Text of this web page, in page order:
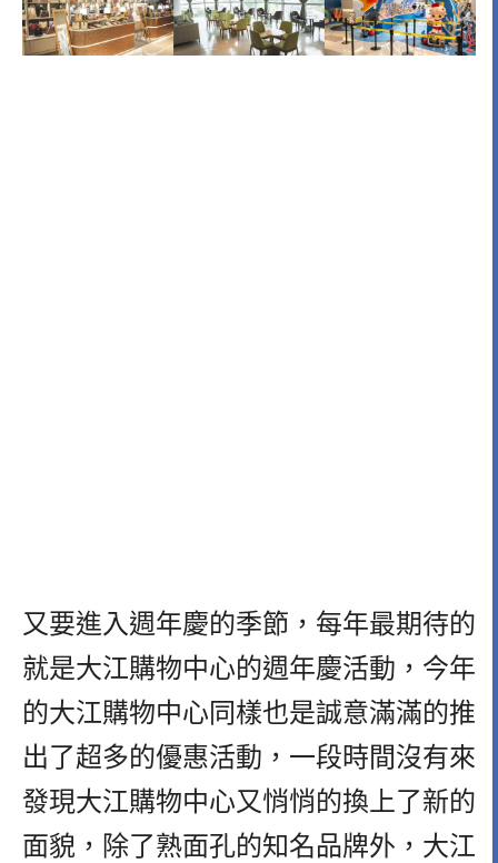
又要進入週年慶的季節，每年最期待的
就是大江購物中心的週年慶活動，今年
的大江購物中心同樣也是誠意滿滿的推
出了超多的優惠活動，一段時間沒有來
發現大江購物中心又悄悄的換上了新的
面貌，除了熟面孔的知名品牌外，大江